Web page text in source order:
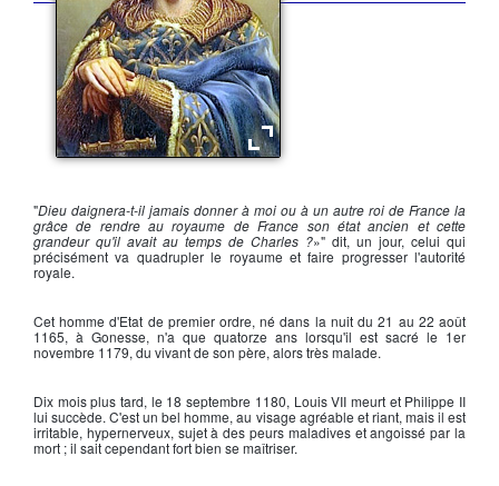
"Dieu daignera-t-il jamais donner à moi ou à un autre roi de France la
grâce de rendre au royaume de France son état ancien et cette
grandeur qu'il avait au temps de Charles ?»" dit, un jour, celui qui
précisément va quadrupler le royaume et faire progresser l'autorité
royale.
Cet homme d'Etat de premier ordre, né dans la nuit du 21 au 22 août
1165, à Gonesse, n'a que quatorze ans lorsqu'il est sacré le 1er
novembre 1179, du vivant de son père, alors très malade.
Dix mois plus tard, le 18 septembre 1180, Louis VII meurt et Philippe II
lui succède. C'est un bel homme, au visage agréable et riant, mais il est
irritable, hypernerveux, sujet à des peurs maladives et angoissé par la
mort ; il sait cependant fort bien se maîtriser.